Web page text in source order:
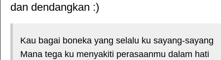
dan dendangkan :)
Kau bagai boneka yang selalu ku sayang-sayang
Mana tega ku menyakiti perasaanmu dalam hati